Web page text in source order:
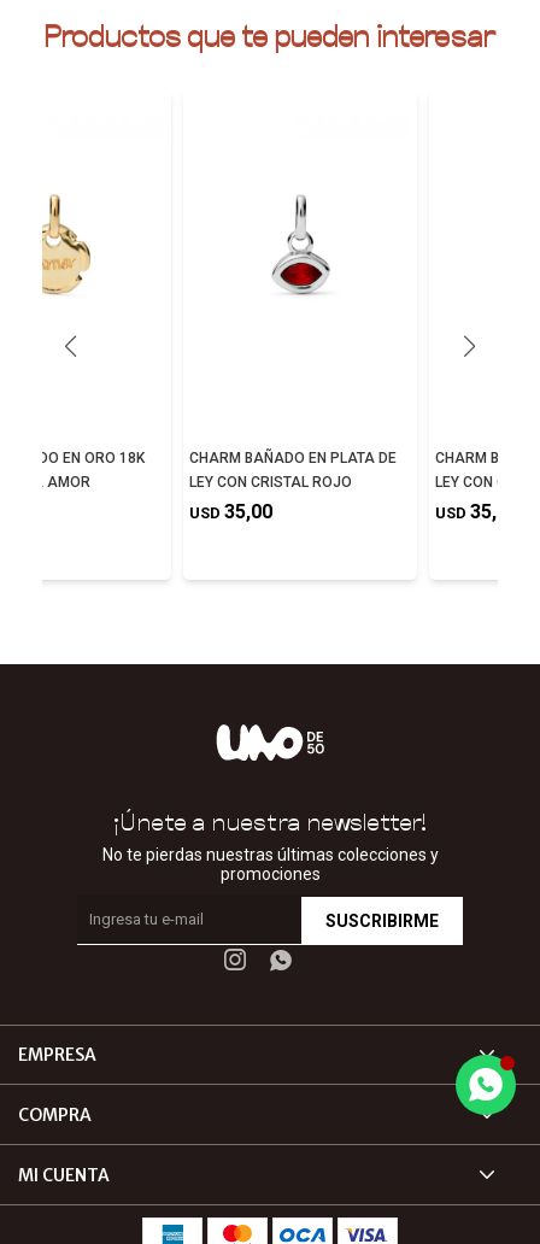
Productos que te pueden interesar
EN ORO 18K
AMOR
CHARM BAÑADO EN PLATA DE
LEY CON CRISTAL ROJO
USD 35,00
CHARM
LEY CON
USD 35,00
EMPRESA
COMPRA
MI CUENTA
¡Únete a nuestra newsletter!
No te pierdas nuestras últimas colecciones y
promociones
SUSCRIBIRME
 